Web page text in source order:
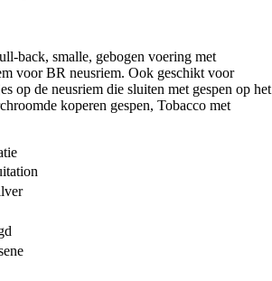
back, smalle, gebogen voering met
voor BR neusriem. Ook geschikt voor
op de neusriem die sluiten met gespen op het
koperen gespen, Tobacco met